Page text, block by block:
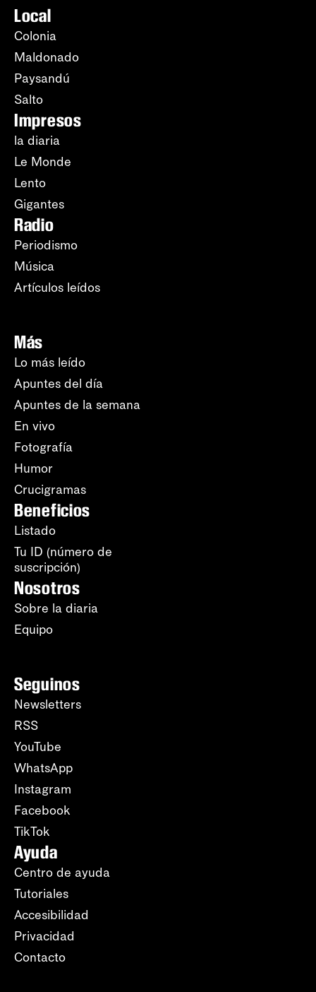
Local
Colonia
Maldonado
Paysandú
Salto
Impresos
la diaria
Le Monde
Lento
Gigantes
Radio
Periodismo
Música
Artículos leídos
Más
Lo más leído
Apuntes del día
Apuntes de la semana
En vivo
Fotografía
Humor
Crucigramas
Beneficios
Listado
Tu ID (número de
suscripción)
Nosotros
Sobre la diaria
Equipo
Seguinos
Newsletters
RSS
YouTube
WhatsApp
Instagram
Facebook
TikTok
Ayuda
Centro de ayuda
Tutoriales
Accesibilidad
Privacidad
Contacto